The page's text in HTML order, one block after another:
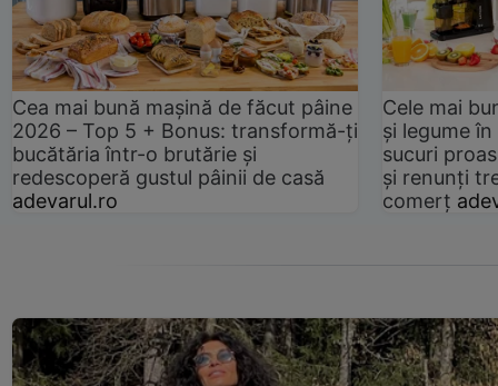
Cea mai bună mașină de făcut pâine
2026 – Top 5 + Bonus: transformă-ți
bucătăria într-o brutărie și
redescoperă gustul pâinii de casă
adevarul.ro
Cele mai
și legume
sucuri
și renunți
comerț